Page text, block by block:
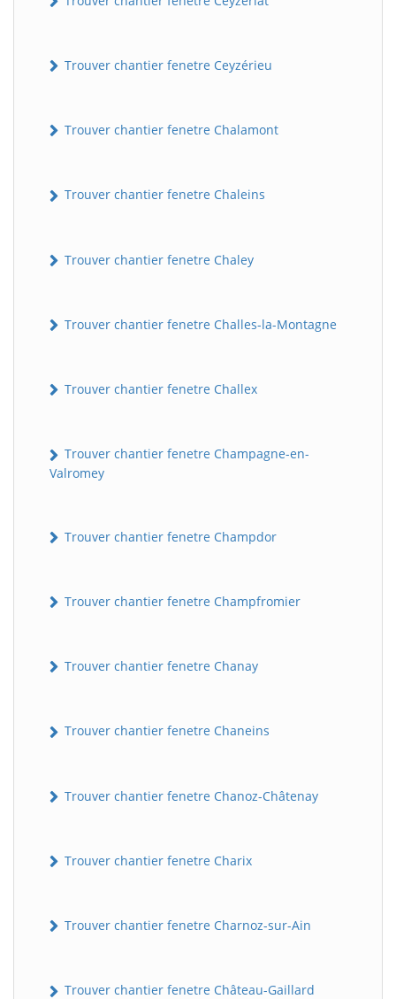
Trouver chantier fenetre Ceyzérieu
Trouver chantier fenetre Chalamont
Trouver chantier fenetre Chaleins
Trouver chantier fenetre Chaley
Trouver chantier fenetre Challes-la-Montagne
Trouver chantier fenetre Challex
Trouver chantier fenetre Champagne-en-
Valromey
Trouver chantier fenetre Champdor
Trouver chantier fenetre Champfromier
Trouver chantier fenetre Chanay
Trouver chantier fenetre Chaneins
Trouver chantier fenetre Chanoz-Châtenay
Trouver chantier fenetre Charix
Trouver chantier fenetre Charnoz-sur-Ain
Trouver chantier fenetre Château-Gaillard